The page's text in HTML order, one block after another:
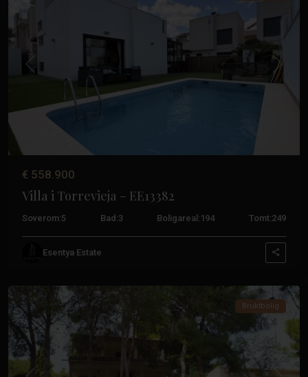
Tidligere Neste
€ 558.900
Villa i Torrevieja – EE13382
Soverom:5 Bad:3 Boligareal: 194 Tomt:249
Esentya Estate
Balcones,
Bruktbolig